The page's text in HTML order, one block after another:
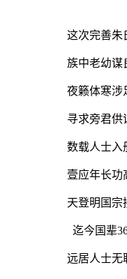
这次完善朱
族中老幼谋
夜籁体寒涉
寻求旁君供
数载人士入
壹应年长功
天登明国宗
迄今国辈
远居人士无